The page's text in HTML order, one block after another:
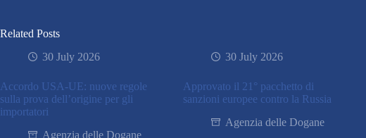
Related Posts
30 July 2026
Accordo USA-UE: nuove regole
sulla prova dell’origine per gli
importatori
Agenzia delle Dogane
30 July 2026
Approvato il 21° pacchetto di
sanzioni europee contro la Russia
Agenzia delle Dogane